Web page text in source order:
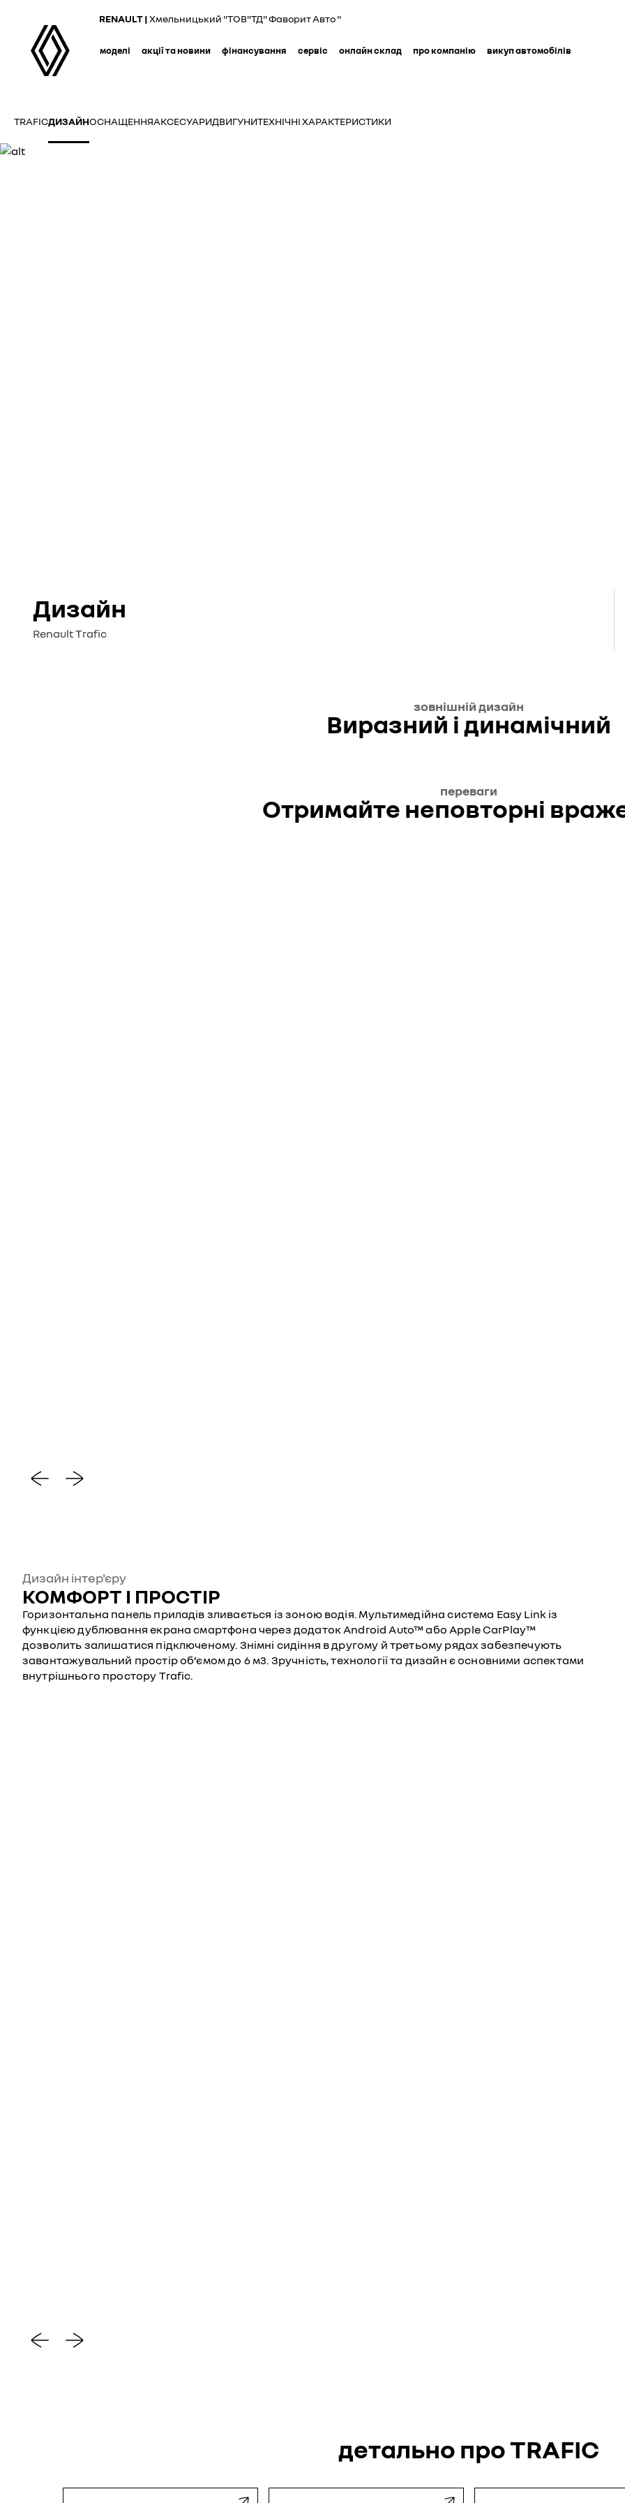
content
RENAULT |Хмельницький "ТОВ"ТД" Фаворит Авто "
моделі акції та новини фінансування сервіс онлайн склад про компанію викуп автомобілів
TRAFICДИЗАЙНОСНАЩЕННЯАКСЕСУАРИДВИГУНИТЕХНІЧНІ ХАРАКТЕРИСТИКИ
Дизайн
Renault Trafic
зовнішній дизайн
Виразний і динамічний
переваги
Отримайте неповторні
Дизайн інтер'єру
КОМФОРТ І ПРОСТІР
Горизонтальна панель приладів зливається із зоною водія. Мультимедійна система Easy Link із
функцією дублювання екрана смартфона через додаток Android Auto™ або Apple CarPlay™
дозволить залишатися підключеному. Знімні сидіння в другому й третьому рядах забезпечують
завантажувальний простір об’ємом до 6 м3. Зручність, технології та дизайн є основними аспектами
внутрішнього простору Trafic.
детально про TRAFIC